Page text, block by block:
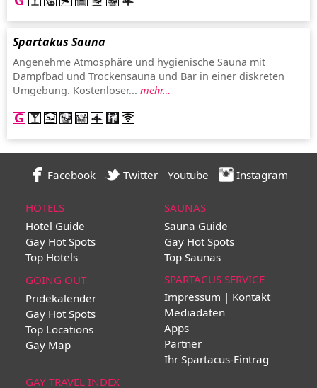
Spartakus Sauna
Angenehme Atmosphäre und hygienische Sauna mit
Dampfbad und Trockensauna und Bar in einer diskreten
Umgebung. Kostenloser... mehr…
Facebook Twitter Youtube Instagram
HOTELS
Hotel Guide
Gay Hot Spots
Top Hotels
SAUNAS
Sauna Guide
Gay Hot Spots
Top Saunas
GOING OUT
Pridekalender
Gay Hot Spots
Top Locations
Gay Map
SPARTACUS SERVICE
Impressum | Kontakt
Mediadaten
Apps
Partner
Ihr Spartacus-Eintrag
GAY TRAVEL INDEX